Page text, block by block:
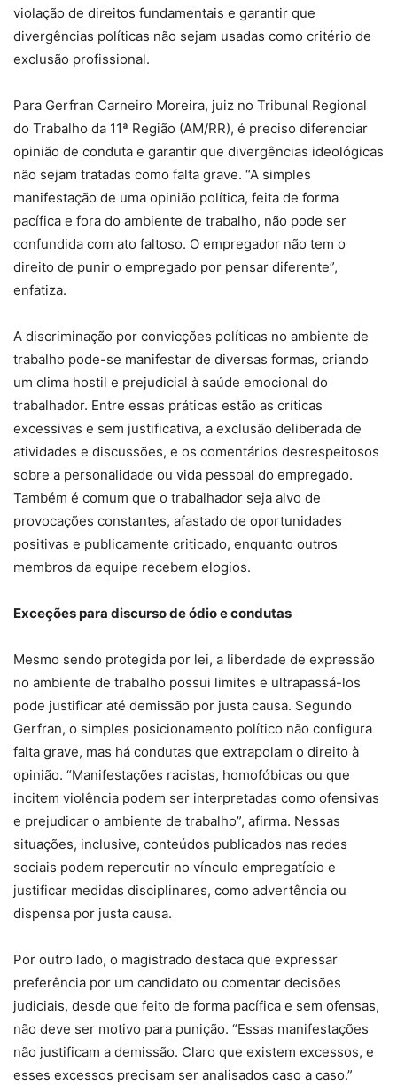
violação de direitos fundamentais e garantir que
divergências políticas não sejam usadas como critério de
exclusão profissional.
Para Gerfran Carneiro Moreira, juiz no Tribunal Regional
do Trabalho da 11ª Região (AM/RR), é preciso diferenciar
opinião de conduta e garantir que divergências ideológicas
não sejam tratadas como falta grave. “A simples
manifestação de uma opinião política, feita de forma
pacífica e fora do ambiente de trabalho, não pode ser
confundida com ato faltoso. O empregador não tem o
direito de punir o empregado por pensar diferente”,
enfatiza.
A discriminação por convicções políticas no ambiente de
trabalho pode-se manifestar de diversas formas, criando
um clima hostil e prejudicial à saúde emocional do
trabalhador. Entre essas práticas estão as críticas
excessivas e sem justificativa, a exclusão deliberada de
atividades e discussões, e os comentários desrespeitosos
sobre a personalidade ou vida pessoal do empregado.
Também é comum que o trabalhador seja alvo de
provocações constantes, afastado de oportunidades
positivas e publicamente criticado, enquanto outros
membros da equipe recebem elogios.
Exceções para discurso de ódio e condutas
Mesmo sendo protegida por lei, a liberdade de expressão
no ambiente de trabalho possui limites e ultrapassá-los
pode justificar até demissão por justa causa. Segundo
Gerfran, o simples posicionamento político não configura
falta grave, mas há condutas que extrapolam o direito à
opinião. “Manifestações racistas, homofóbicas ou que
incitem violência podem ser interpretadas como ofensivas
e prejudicar o ambiente de trabalho”, afirma. Nessas
situações, inclusive, conteúdos publicados nas redes
sociais podem repercutir no vínculo empregatício e
justificar medidas disciplinares, como advertência ou
dispensa por justa causa.
Por outro lado, o magistrado destaca que expressar
preferência por um candidato ou comentar decisões
judiciais, desde que feito de forma pacífica e sem ofensas,
não deve ser motivo para punição. “Essas manifestações
não justificam a demissão. Claro que existem excessos, e
esses excessos precisam ser analisados caso a caso.”